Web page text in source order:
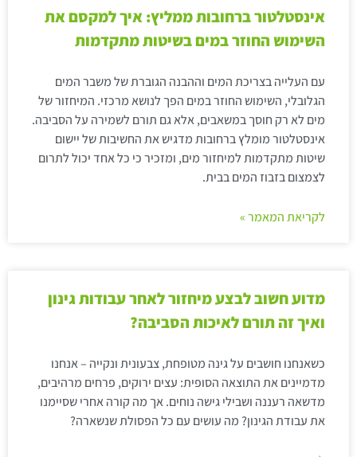
אינסטלטור ברחובות ממליץ: איך למקסם את
השימוש החוזר במים בשיטות מתקדמות
עם העלייה בצריכת המים וההבנה הגוברת של משבר המים
הגלובלי, השימוש החוזר במים הפך לנושא מרכזי. המיחזור של
מים לא רק חוסך במשאבים, אלא גם תורם לשמירה על הסביבה.
אינסטלטור מומלץ ברחובות מדגיש את החשיבות של יישום
שיטות מתקדמות למיחזור מים, ומזכיר כי כל אחד יכול לתרום
לצמצום בזבוז המים בבית.
לקריאת המאמר »
מדוע חשוב לבצע מיחזור לאחר עבודות גינון
ואיך זה תורם לאיכות הסביבה?
כשאנחנו חושבים על גינה מטופחת, צבעונית ונקייה – אנחנו
מדמיינים את התוצאה הסופית: עצים ירוקים, פרחים מרהיבים,
מדשאה רעננה ושבילי גישה נוחים. אך מה קורה אחרי שסיימנו
את עבודת הגינון? מה עושים עם כל הפסולת שנשארה?